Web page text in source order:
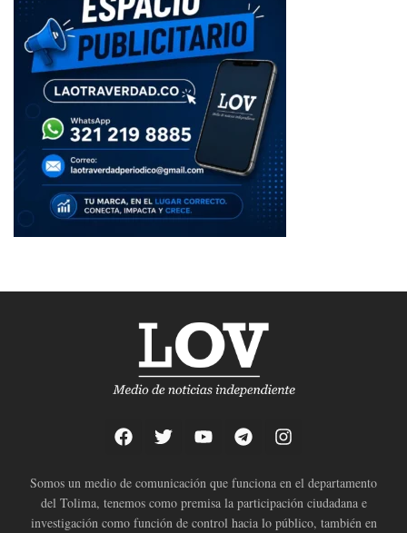
Somos un medio de comunicación que funciona en el departamento
del Tolima, tenemos como premisa la participación ciudadana e
investigación como función de control hacia lo público, también en